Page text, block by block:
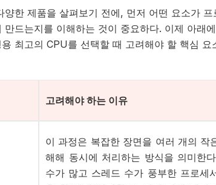
양한 제품을 살펴보기 전에, 먼저 어떤 요소가 프
만드는지를 이해하는 것이 중요하다. 이제 아래
최고의 CPU를 선택할 때 고려해야 할 핵심 요
고려해야 하는 이유
이 과정은 복잡한 장면을 여러 개의 작
해해 동시에 처리하는 방식을 의미한다
수가 많고 스레드 수가 풍부한 프로세